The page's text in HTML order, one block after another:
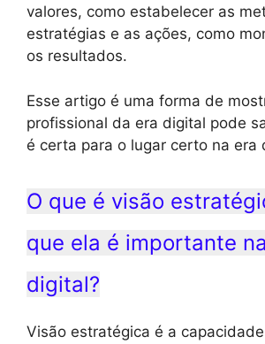
valores, como estabelecer as
estratégias e as ações, como
os resultados.
Esse artigo é uma forma de
profissional da era digital pode
é certa para o lugar certo na era
O que é visão
que ela é importante
digital?
Visão estratégica é a